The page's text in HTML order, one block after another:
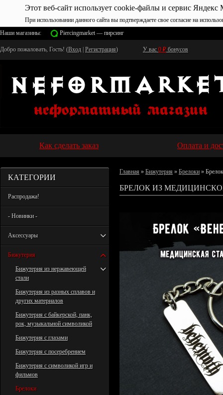
Этот веб-сайт использует cookie-файлы и сервис Яндекс
При использовании данного сайта вы подтверждаете свое согласие на
Наши магазины:
Piercingmarket — пирсинг
Добро пожаловать, Гость! (Вход Регистрация) У вас 0 ₽ бонусов
Как сделать заказ Оплата и
КАТЕГОРИИ
Распродажа!
- Новинки -
Аксессуары
Бижутерия
Бижутерия из нержавеющей
стали
Бижутерия из разных сплавов и
других материалов
Бижутерия с байкерской, панк,
рок, музыкальной символикой
Бижутерия с глазами
Бижутерия с посеребрением
Бижутерия с символикой игр и
фильмов
Брелоки
Главная » Бижутерия » Брелоки »
БРЕЛОК ИЗ МЕДИЦИНСКОЙ